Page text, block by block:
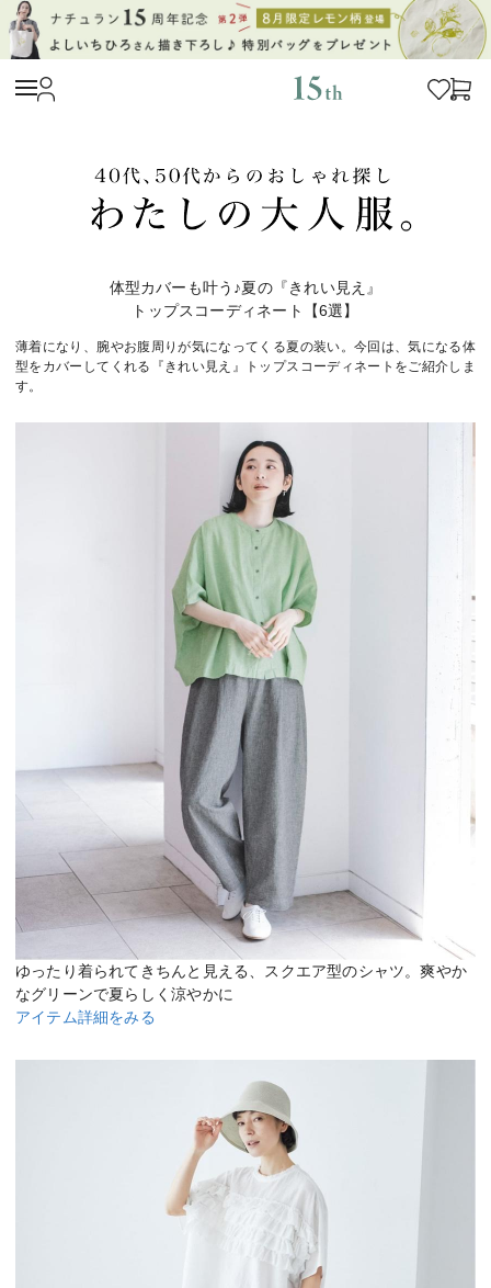
体型カバーも叶う♪夏の『きれい見え』
トップスコーディネート【6選】
薄着になり、腕やお腹周りが気になってくる夏の装い。今回は、気になる体
型をカバーしてくれる『きれい見え』トップスコーディネートをご紹介しま
す。
ゆったり着られてきちんと見える、スクエア型のシャツ。爽やか
なグリーンで夏らしく涼やかに
アイテム詳細をみる